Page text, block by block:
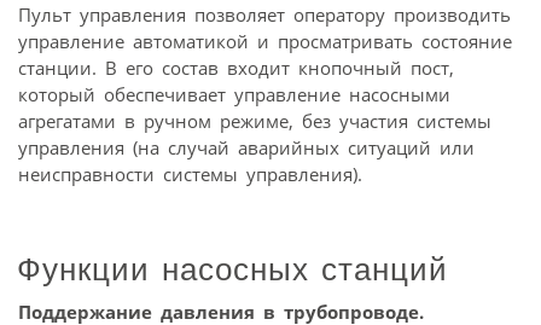
Пульт управления позволяет оператору производить
управление автоматикой и просматривать состояние
станции. В его состав входит кнопочный пост,
который обеспечивает управление насосными
агрегатами в ручном режиме, без участия системы
управления (на случай аварийных ситуаций или
неисправности системы управления).
Функции насосных станций
Поддержание давления в трубопроводе.